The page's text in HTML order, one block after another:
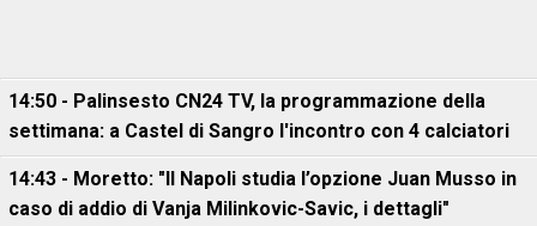
14:50 - Palinsesto CN24 TV, la programmazione della
settimana: a Castel di Sangro l'incontro con 4 calciatori
14:43 - Moretto: "Il Napoli studia l’opzione Juan Musso in
caso di addio di Vanja Milinkovic-Savic, i dettagli"